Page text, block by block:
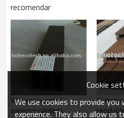
recomendar
Wpc suelo junta (
superior calidad )
Cookie
We use cookies to provide
experience. They also allow us